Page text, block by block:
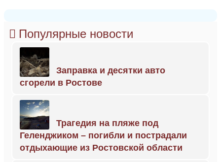
Популярные новости
Заправка и десятки авто
сгорели в Ростове
Трагедия на пляже под
Геленджиком – погибли и пострадали
отдыхающие из Ростовской области